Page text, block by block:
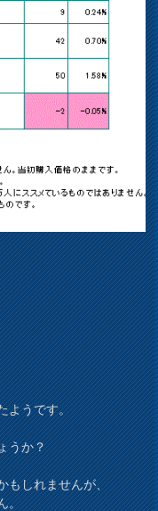
ようです。
うか？
もしれませんが、
。